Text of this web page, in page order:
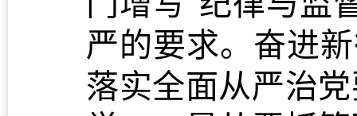
严的要求。奋进
落实全面从严治